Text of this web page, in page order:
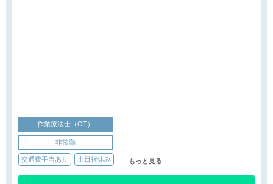
作業療法士（OT）
非常勤
交通費手当あり 土日祝休み もっと見る